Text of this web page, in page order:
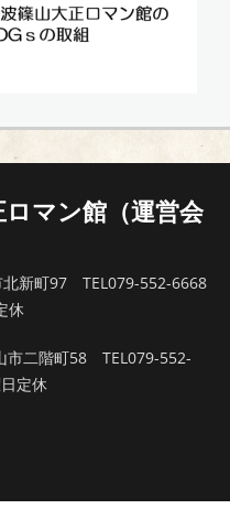
マン館（運営会
新町97 TEL079-552-6668
休
市二階町58 TEL079-552-
定休